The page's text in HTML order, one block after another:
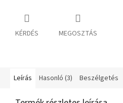
KÉRDÉS MEGOSZTÁS
Leírás Hasonló (3) Beszélgetés